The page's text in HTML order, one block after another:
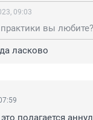
09:03
ласково
полагается